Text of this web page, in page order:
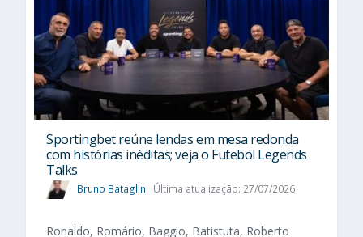
Sportingbet reúne lendas em mesa redonda
com histórias inéditas; veja o Futebol Legends
Talks
Bruno Bataglin Última atualização: 27/07/2026
Ronaldo, Romário, Baggio, Batistuta, Roberto